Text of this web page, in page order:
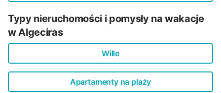
Typy nieruchomości i pomysły na wakacje
w Algeciras
Wille
Apartamenty na plaży